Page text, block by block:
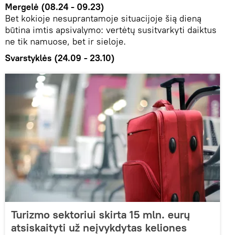
Mergelė (08.24 - 09.23)
Bet kokioje nesuprantamoje situacijoje šią dieną
būtina imtis apsivalymo: vertėtų susitvarkyti daiktus
ne tik namuose, bet ir sieloje.
Svarstyklės (24.09 - 23.10)
Turizmo sektoriui skirta 15 mln. eurų
atsiskaityti už neįvykdytas keliones